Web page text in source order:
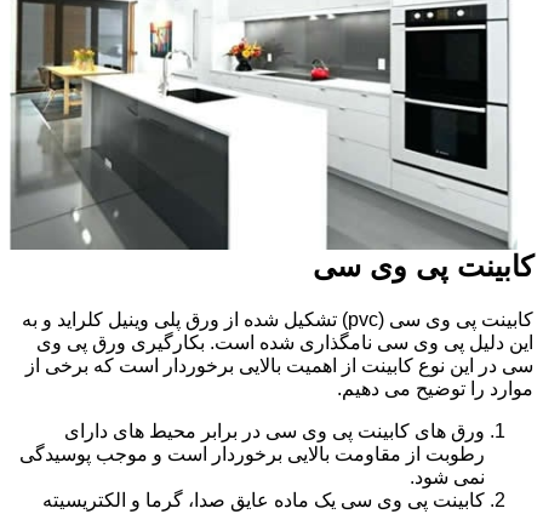
کابینت پی وی سی
کابینت پی وی سی (pvc) تشکیل شده از ورق پلی وینیل کلراید و به
این دلیل پی وی سی نامگذاری شده است. بکارگیری ورق پی وی
سی در این نوع کابینت از اهمیت بالایی برخوردار است که برخی از
موارد را توضیح می دهیم.
ورق های کابینت پی وی سی در برابر محیط های دارای
رطوبت از مقاومت بالایی برخوردار است و موجب پوسیدگی
نمی شود.
کابینت پی وی سی یک ماده عایق صدا، گرما و الکتریسیته